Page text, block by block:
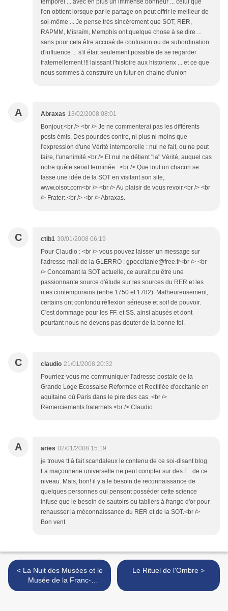
temporel ... avec en plus un immense bonheur ... celui que
l'on obtient lorsque par le partage on peut offrir le meilleur de
soi-même ... Je pense très sincérement que SOT, RER,
RAPMM, Misraïm, Memphis ont quelque chose à se dire ...
sans pour cela être accusé de confusion ou de subordination
d'influence ... s'il était seulement possible de se regarder
fraternellement !!! laissant l'histoire aux historienx ... et ce que
nous sommes à construire un futur en chaine d'union
A Abraxas 13/02/2008 08:01
Bonjour,<br /> <br /> Je ne commenterai pas les différents
posts émis. Des pour,des contre, ni plus ni moins que
l'expression d'une Vérité intemporelle : nul ne fait, ou ne peut
faire, l'unanimité.<br /> Et nul ne détient "la" Vérité, auquel cas
notre quête serait terminée...<br /> Que tout un chacun se
fasse une idée de la SOT en visitant son site,
www.oisot.com<br /> <br /> Au plaisir de vous revoir.<br /> <br
/> Frater:.<br /> <br /> Abraxas.
C ctib1 30/01/2008 06:19
Pour Claudio : <br /> vous pouvez laisser un message sur
l'adresse mail de la GLERRO : gpoccitanie@free.fr<br /> <br
/> Concernant la SOT actuelle, ce aurait pu être une
passionnante source d'étude sur les sources du RER et les
rites contemporains (entre 1750 et 1782). Malheureusement,
certains ont confondu réflexion sérieuse et soif de pouvoir.
C'est dommage pour les FF. et SS. ainsi abusés et dont
pourtant nous ne devons pas douter de la bonne foi.
C claudio 21/01/2008 20:32
Pourriez-vous me communiquer l'adresse postale de la
Grande Loge Ecossaise Reformée et Rectifiée d'occitanie en
aquitaine où Paris dans le pire des cas. <br />
Remerciements fraternels.<br /> Claudio.
A aries 02/01/2008 15:19
je trouve tt à fait scandaleux le contenu de ce soi-disant blog.
La maçonnerie universelle ne peut compter sur des F:. de ce
niveau. Mais, bon! il y a le besoin de reconnaissance de
quelques personnes qui pensent posséder cette science
infuse que le besoin de sautoirs ou tabliers à frange d'or pour
rehausser la méconnaissance du RER et de la SOT.<br />
Bon vent
< La Nuit des Musées et le
Musée de la Franc-
Maçonnerie
Le Rituel de l'Ombre >